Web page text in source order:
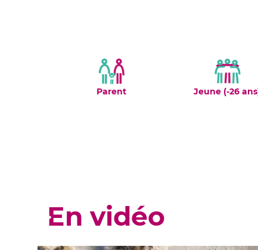
Parent Jeune (-26
En vidéo